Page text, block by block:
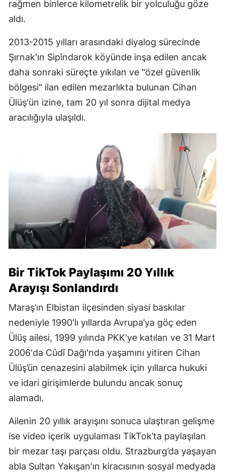
rağmen binlerce kilometrelik bir yolculuğu göze
aldı.
2013-2015 yılları arasındaki diyalog sürecinde
Şırnak'ın Sipîndarok köyünde inşa edilen ancak
daha sonraki süreçte yıkılan ve "özel güvenlik
bölgesi" ilan edilen mezarlıkta bulunan Cihan
Ülüş'ün izine, tam 20 yıl sonra dijital medya
aracılığıyla ulaşıldı.
Bir TikTok Paylaşımı 20 Yıllık
Arayışı Sonlandırdı
Maraş’ın Elbistan ilçesinden siyasi baskılar
nedeniyle 1990'lı yıllarda Avrupa’ya göç eden
Ülüş ailesi, 1999 yılında PKK'ye katılan ve 31 Mart
2006'da Cûdî Dağı'nda yaşamını yitiren Cihan
Ülüş’ün cenazesini alabilmek için yıllarca hukuki
ve idari girişimlerde bulundu ancak sonuç
alamadı.
Ailenin 20 yıllık arayışını sonuca ulaştıran gelişme
ise video içerik uygulaması TikTok’ta paylaşılan
bir mezar taşı parçası oldu. Strazburg’da yaşayan
abla Sultan Yakışan'ın kiracısının sosyal medyada